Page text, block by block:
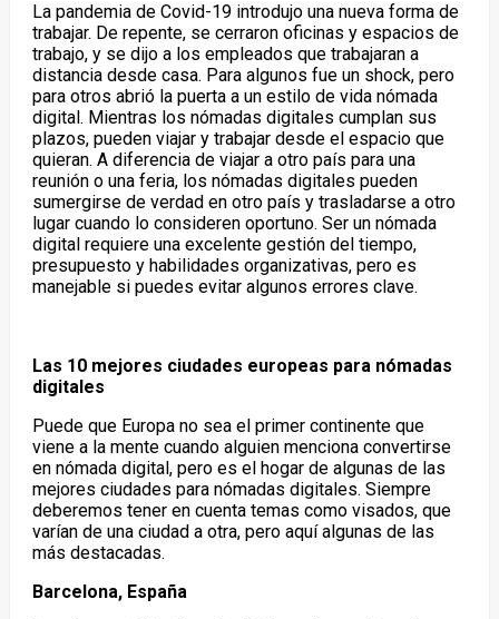
La pandemia de Covid-19 introdujo una nueva forma de
trabajar. De repente, se cerraron oficinas y espacios de
trabajo, y se dijo a los empleados que trabajaran a
distancia desde casa. Para algunos fue un shock, pero
para otros abrió la puerta a un estilo de vida nómada
digital. Mientras los nómadas digitales cumplan sus
plazos, pueden viajar y trabajar desde el espacio que
quieran. A diferencia de viajar a otro país para una
reunión o una feria, los nómadas digitales pueden
sumergirse de verdad en otro país y trasladarse a otro
lugar cuando lo consideren oportuno. Ser un nómada
digital requiere una excelente gestión del tiempo,
presupuesto y habilidades organizativas, pero es
manejable si puedes evitar algunos errores clave.
Las 10 mejores ciudades europeas para nómadas
digitales
Puede que Europa no sea el primer continente que
viene a la mente cuando alguien menciona convertirse
en nómada digital, pero es el hogar de algunas de las
mejores ciudades para nómadas digitales. Siempre
deberemos tener en cuenta temas como visados, que
varían de una ciudad a otra, pero aquí algunas de las
más destacadas.
Barcelona, España